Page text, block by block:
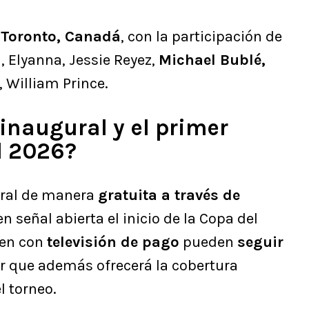
Canadá, con la participación de
Elyanna, Jessie Reyez, Michael Bublé,
William Prince.
y el primer
de manera gratuita a través de
señal abierta el inicio de la Copa del
con televisión de pago pueden seguir
que además ofrecerá la cobertura
torneo.